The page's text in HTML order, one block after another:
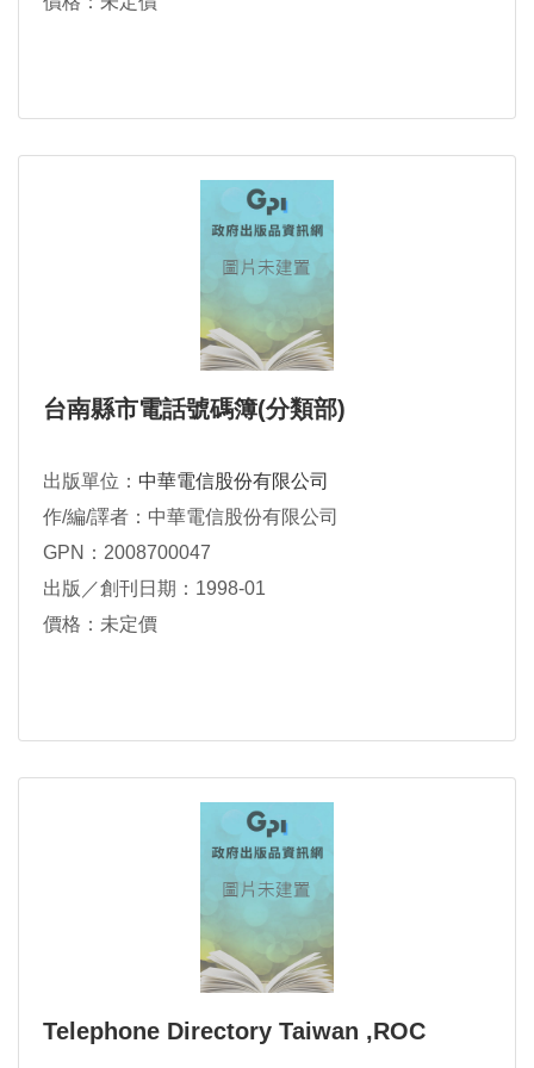
台南縣市電話號碼簿(分類部)
出版單位： 中華電信股份有限公司
作/編/譯者：中華電信股份有限公司
GPN：2008700047
出版／創刊日期：1998-01
價格：未定價
Telephone Directory Taiwan ,ROC